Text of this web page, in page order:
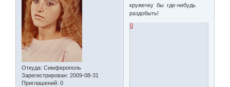
Откуда: Симферополь
Зарегистрирован: 2009-08-31
Приглашений: 0
кружечку бы где-нибудь
раздобыть!
0